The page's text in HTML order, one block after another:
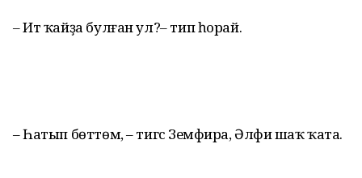
– Ит ҡайҙа булған ул?– тип һорай.
– Һатып бөттөм, – тигәс Земфира, Әлфиә шаҡ ҡата.